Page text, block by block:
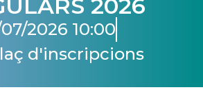
2026
07/2026 10:00
d'inscripcions